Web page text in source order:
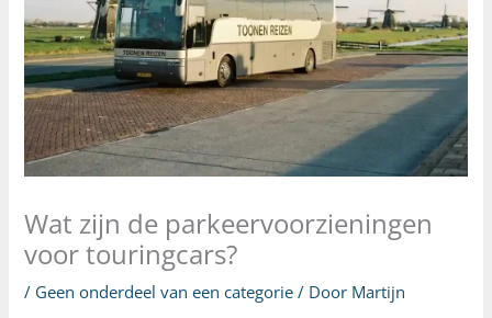
Wat zijn de parkeervoorzieningen
voor touringcars?
/ Geen onderdeel van een categorie / Door Martijn